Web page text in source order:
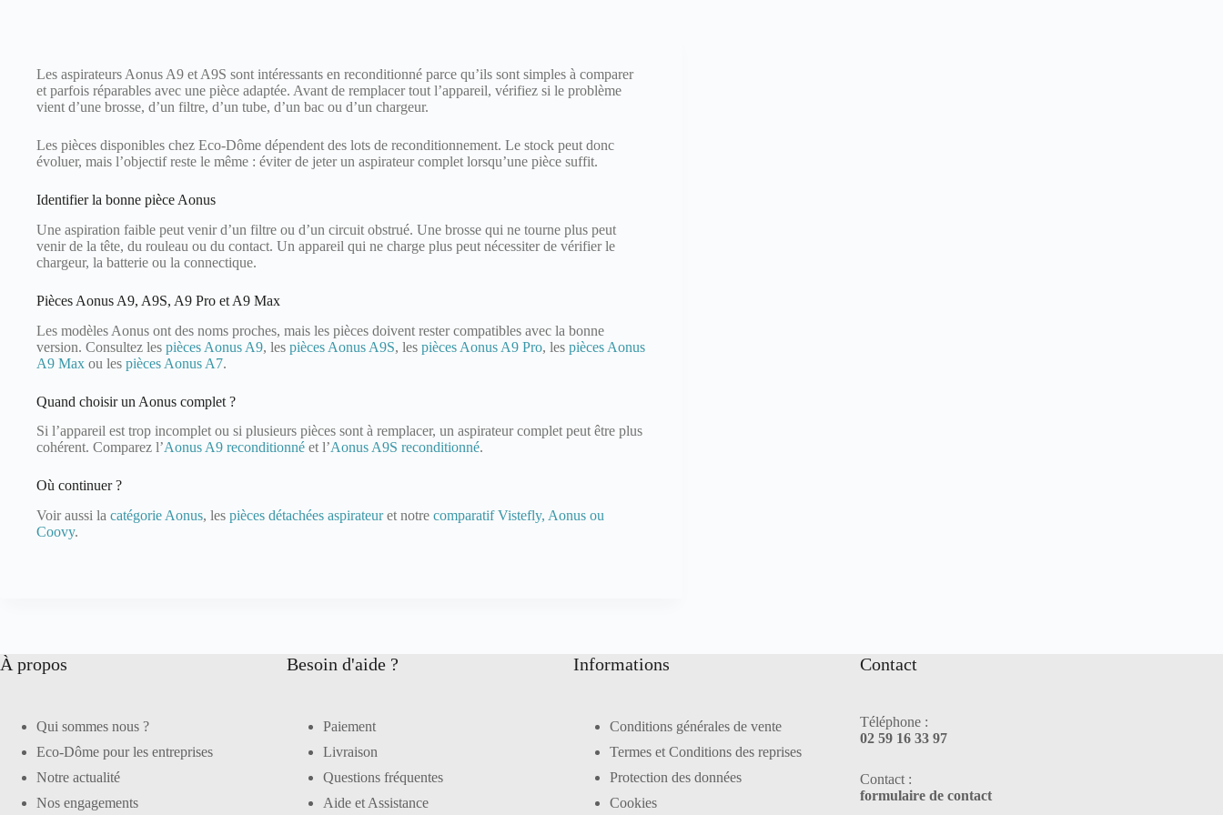
Les aspirateurs Aonus A9 et A9S sont intéressants en reconditionné parce qu’ils sont simples à comparer
et parfois réparables avec une pièce adaptée. Avant de remplacer tout l’appareil, vérifiez si le problème
vient d’une brosse, d’un filtre, d’un tube, d’un bac ou d’un chargeur.
Les pièces disponibles chez Eco-Dôme dépendent des lots de reconditionnement. Le stock peut donc
évoluer, mais l’objectif reste le même : éviter de jeter un aspirateur complet lorsqu’une pièce suffit.
Identifier la bonne pièce Aonus
Une aspiration faible peut venir d’un filtre ou d’un circuit obstrué. Une brosse qui ne tourne plus peut
venir de la tête, du rouleau ou du contact. Un appareil qui ne charge plus peut nécessiter de vérifier le
chargeur, la batterie ou la connectique.
Pièces Aonus A9, A9S, A9 Pro et A9 Max
Les modèles Aonus ont des noms proches, mais les pièces doivent rester compatibles avec la bonne
version. Consultez les pièces Aonus A9, les pièces Aonus A9S, les pièces Aonus A9 Pro, les pièces Aonus
A9 Max ou les pièces Aonus A7.
Quand choisir un Aonus complet ?
Si l’appareil est trop incomplet ou si plusieurs pièces sont à remplacer, un aspirateur complet peut être plus
cohérent. Comparez l’Aonus A9 reconditionné et l’Aonus A9S reconditionné.
Où continuer ?
Voir aussi la catégorie Aonus, les pièces détachées aspirateuret notre comparatif Vistefly, Aonus ou
Coovy.
À propos
Qui sommes nous ?
Eco-Dôme pour les entreprises
Notre actualité
Nos engagements
Besoin d'aide ?
Paiement
Livraison
Questions fréquentes
Aide et Assistance
Informations
Conditions générales de vente
Termes et Conditions des reprises
Protection des données
Cookies
Contact
Téléphone :
02 59 16 33 97
Contact :
formulaire de contact